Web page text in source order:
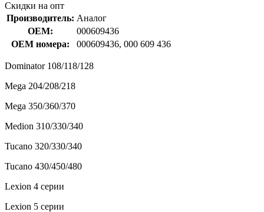
Скидки на опт
Производитель: Аналог
OEM:
000609436
OEM номера:
000609436, 000 609 436
Dominator 108/118/128
Mega 204/208/218
Mega 350/360/370
Medion 310/330/340
Tucano 320/330/340
Tucano 430/450/480
Lexion 4 серии
Lexion 5 серии